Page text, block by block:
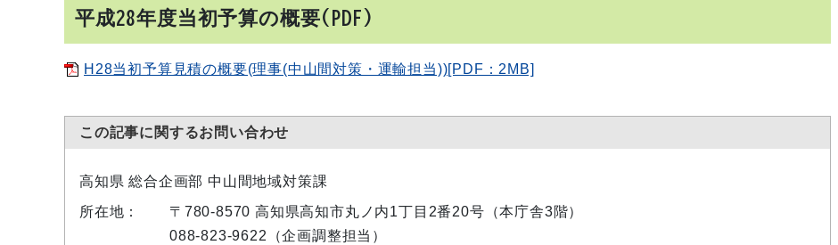
平成28年度当初予算の概要(PDF)
H28当初予算見積の概要(理事(中山間対策・運輸担当))[PDF：2MB]
この記事に関するお問い合わせ
高知県 総合企画部 中山間地域対策課
所在地：
〒780-8570 高知県高知市丸ノ内1丁目2番20号（本庁舎3階）
088-823-9622（企画調整担当）